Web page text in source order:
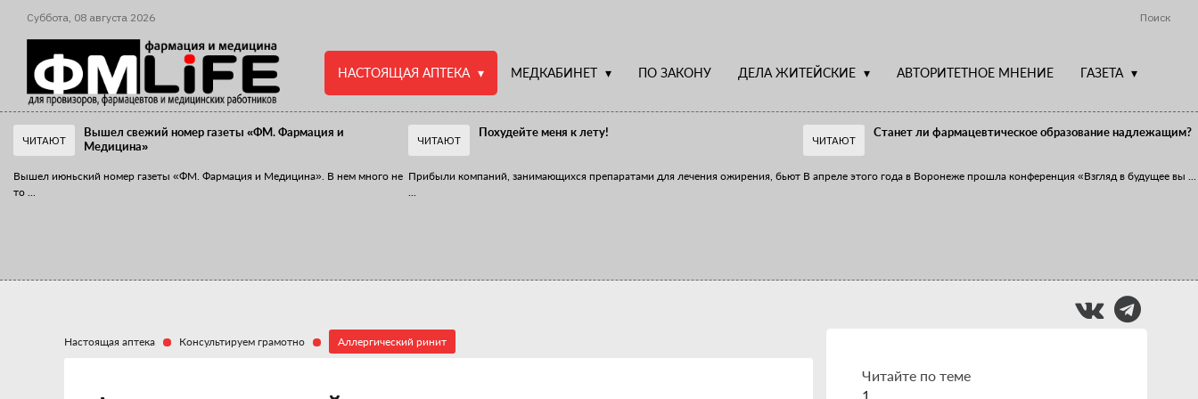
Суббота, 08 августа 2026 Поиск
НАСТОЯЩАЯ АПТЕКА МЕДКАБИНЕТ ПО ЗАКОНУ ДЕЛА ЖИТЕЙСКИЕ АВТОРИТЕТНОЕ МНЕНИЕ ГАЗЕТА
ЧИТАЮТ
Вышел свежий номер газеты «ФМ. Фармация и
Медицина»
Вышел июньский номер газеты «ФМ. Фармация и Медицина». В нем много не
то
ЧИТАЮТ
Похудейте меня к лету!
Прибыли компаний, занимающихся препаратами для лечения ожирения, бьют
ЧИТАЮТ
Станет ли фармацевтическое образование надлежащим?
В апреле этого года в Воронеже прошла конференция «Взгляд в будущее вы
Настоящая аптека Консультируем грамотно Аллергический ринит
Читайте по теме
1